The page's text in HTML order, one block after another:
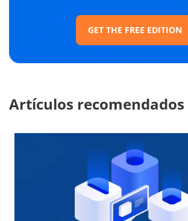
GET THE FREE EDITION
Artículos recomendados